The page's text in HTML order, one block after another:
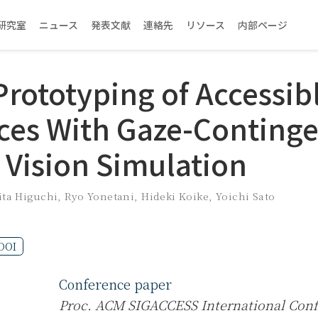
究室 ニュース 発表文献 連絡先 リソース 内部ページ
of
With Gaze-
Simulation
Higuchi,Ryo Yonetani,Hideki Koike, Yoichi Sato
Conference paper
Proc. ACM SIGACCESS International